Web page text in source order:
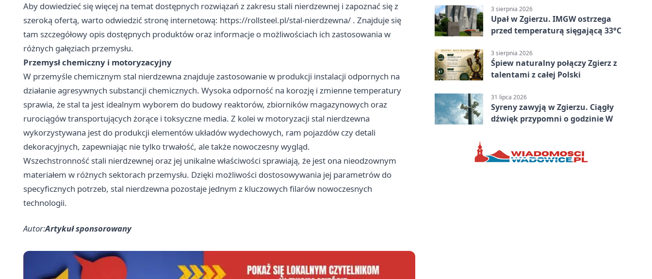
Aby dowiedzieć się więcej na temat dostępnych rozwiązań z zakresu stali nierdzewnej i zapoznać się z
szeroką ofertą, warto odwiedzić stronę internetową: https://rollsteel.pl/stal-nierdzewna/ . Znajduje się
tam szczegółowy opis dostępnych produktów oraz informacje o możliwościach ich zastosowania w
różnych gałęziach przemysłu.
Przemysł chemiczny i motoryzacyjny
W przemyśle chemicznym stal nierdzewna znajduje zastosowanie w produkcji instalacji odpornych na
działanie agresywnych substancji chemicznych. Wysoka odporność na korozję i zmienne temperatury
sprawia, że stal ta jest idealnym wyborem do budowy reaktorów, zbiorników magazynowych oraz
rurociągów transportujących żorące i toksyczne media. Z kolei w motoryzacji stal nierdzewna
wykorzystywana jest do produkcji elementów układów wydechowych, ram pojazdów czy detali
dekoracyjnych, zapewniając nie tylko trwałość, ale także nowoczesny wygląd.
Wszechstronność stali nierdzewnej oraz jej unikalne właściwości sprawiają, że jest ona nieodzownym
materiałem w różnych sektorach przemysłu. Dzięki możliwości dostosowywania jej parametrów do
specyficznych potrzeb, stal nierdzewna pozostaje jednym z kluczowych filarów nowoczesnych
technologii.
Autor:Artykuł sponsorowany
3 sierpnia 2026
Upał w Zgierzu. IMGW ostrzega
przed temperaturą sięgającą 33°C
3 sierpnia 2026
Śpiew naturalny połączy Zgierz z
talentami z całej Polski
31 lipca 2026
Syreny zawyją w Zgierzu. Ciągły
dźwięk przypomni o godzinie W